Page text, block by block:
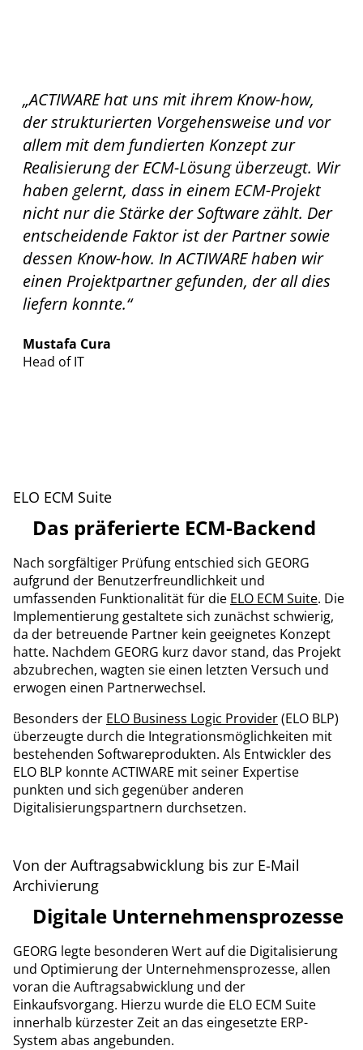
„ACTIWARE hat uns mit ihrem Know-how,
der strukturierten Vorgehensweise und vor
allem mit dem fundierten Konzept zur
Realisierung der ECM-Lösung überzeugt. Wir
haben gelernt, dass in einem ECM-Projekt
nicht nur die Stärke der Software zählt. Der
entscheidende Faktor ist der Partner sowie
dessen Know-how. In ACTIWARE haben wir
einen Projektpartner gefunden, der all dies
liefern konnte.“
Mustafa Cura
Head of IT
ELO ECM Suite
Das präferierte ECM-Backend
Nach sorgfältiger Prüfung entschied sich GEORG
aufgrund der Benutzerfreundlichkeit und
umfassenden Funktionalität für die ELO ECM Suite. Die
Implementierung gestaltete sich zunächst schwierig,
da der betreuende Partner kein geeignetes Konzept
hatte. Nachdem GEORG kurz davor stand, das Projekt
abzubrechen, wagten sie einen letzten Versuch und
erwogen einen Partnerwechsel.
Besonders der ELO Business Logic Provider(ELO BLP)
überzeugte durch die Integrationsmöglichkeiten mit
bestehenden Softwareprodukten. Als Entwickler des
ELO BLP konnte ACTIWARE mit seiner Expertise
punkten und sich gegenüber anderen
Digitalisierungspartnern durchsetzen.
Von der Auftragsabwicklung bis zur E-Mail
Archivierung
Digitale Unternehmensprozesse
GEORG legte besonderen Wert auf die Digitalisierung
und Optimierung der Unternehmensprozesse, allen
voran die Auftragsabwicklung und der
Einkaufsvorgang. Hierzu wurde die ELO ECM Suite
innerhalb kürzester Zeit an das eingesetzte ERP-
System abas angebunden.